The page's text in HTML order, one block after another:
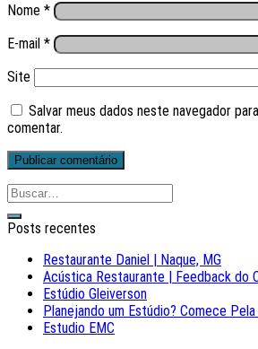
Nome *
E-mail *
Site
Salvar meus dados neste navegador
comentar.
Posts recentes
Restaurante Daniel | Naque, MG
Acústica Restaurante | Feedback do
Estúdio Gleiverson
Planejando um Estúdio? Comece
Estudio EMC